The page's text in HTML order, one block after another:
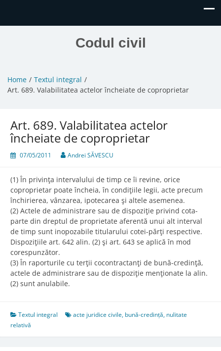
Codul civil
Home
Textul integral
Art. 689. Valabilitatea actelor încheiate de coproprietar
Art. 689. Valabilitatea actelor
încheiate de coproprietar
07/05/2011 Andrei SĂVESCU
(1) În privinţa intervalului de timp ce îi revine, orice
coproprietar poate încheia, în condiţiile legii, acte precum
închirierea, vânzarea, ipotecarea şi altele asemenea.
(2) Actele de administrare sau de dispoziţie privind cota-
parte din dreptul de proprietate aferentă unui alt interval
de timp sunt inopozabile titularului cotei-părţi respective.
Dispoziţiile art. 642 alin. (2) şi art. 643 se aplică în mod
corespunzător.
(3) În raporturile cu terţii cocontractanţi de bună-credinţă,
actele de administrare sau de dispoziţie menţionate la alin.
(2) sunt anulabile.
Textul integral acte juridice civile, bună-credință, nulitate
relativă